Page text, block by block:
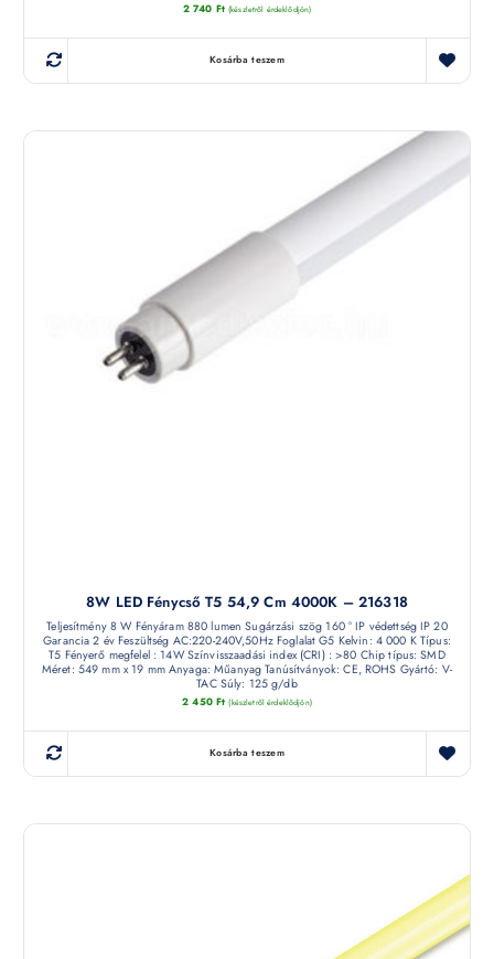
2 740 Ft (készletről érdeklődjön)
Kosárba teszem
8W LED Fénycső T5 54,9 Cm 4000K – 216318
Teljesítmény 8 W Fényáram 880 lumen Sugárzási szög 160 ° IP védettség IP 20
Garancia 2 év Feszültség AC:220-240V,50Hz Foglalat G5 Kelvin: 4 000 K Típus:
T5 Fényerő megfelel : 14W Színvisszaadási index (CRI) : >80 Chip típus: SMD
Méret: 549 mm x 19 mm Anyaga: Műanyag Tanúsítványok: CE, ROHS Gyártó: V-
TAC Súly: 125 g/db
2 450 Ft (készletről érdeklődjön)
Kosárba teszem